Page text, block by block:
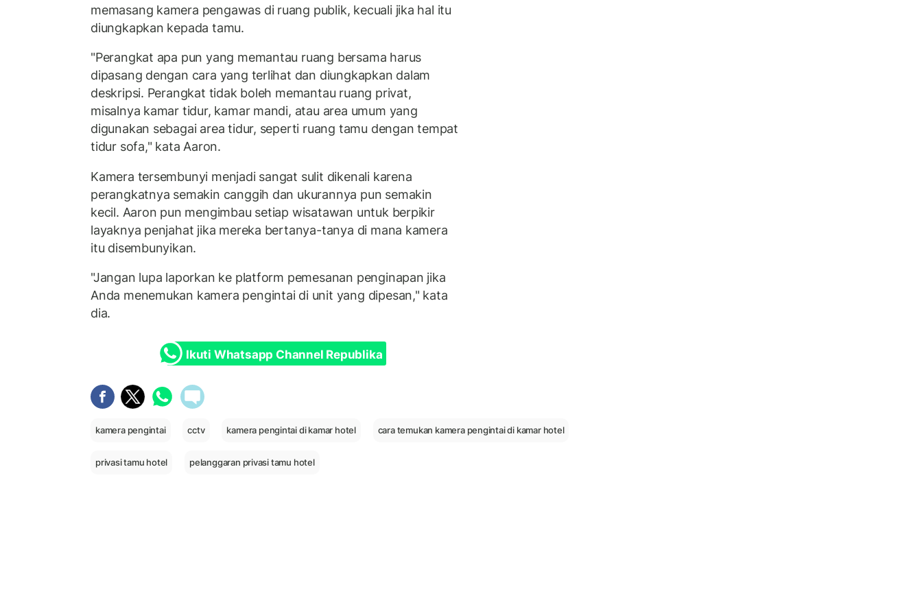
memasang kamera pengawas di ruang publik, kecuali jika hal itu
diungkapkan kepada tamu.
"Perangkat apa pun yang memantau ruang bersama harus
dipasang dengan cara yang terlihat dan diungkapkan dalam
deskripsi. Perangkat tidak boleh memantau ruang privat,
misalnya kamar tidur, kamar mandi, atau area umum yang
digunakan sebagai area tidur, seperti ruang tamu dengan tempat
tidur sofa," kata Aaron.
Kamera tersembunyi menjadi sangat sulit dikenali karena
perangkatnya semakin canggih dan ukurannya pun semakin
kecil. Aaron pun mengimbau setiap wisatawan untuk berpikir
layaknya penjahat jika mereka bertanya-tanya di mana kamera
itu disembunyikan.
"Jangan lupa laporkan ke platform pemesanan penginapan jika
Anda menemukan kamera pengintai di unit yang dipesan," kata
dia.
Ikuti Whatsapp Channel Republika
kamera pengintai cctv kamera pengintai di kamar hotel cara temukan kamera pengintai di kamar hotel
privasi tamu hotel pelanggaran privasi tamu hotel